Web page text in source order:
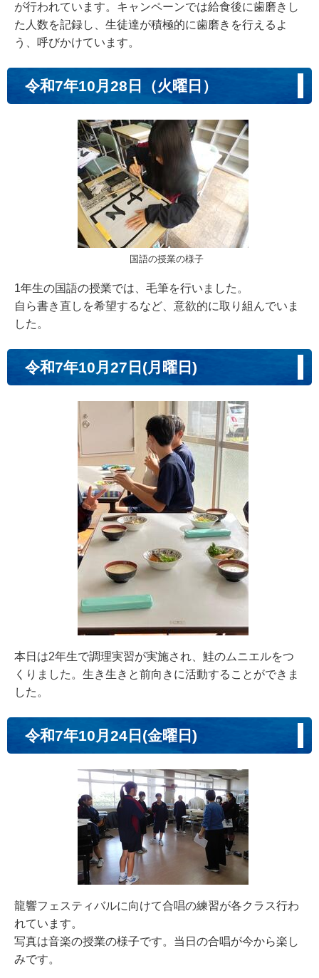
が行われています。キャンペーンでは給食後に歯磨きし
た人数を記録し、生徒達が積極的に歯磨きを行えるよ
う、呼びかけています。
令和7年10月28日（火曜日）
国語の授業の様子
1年生の国語の授業では、毛筆を行いました。
自ら書き直しを希望するなど、意欲的に取り組んでいま
した。
令和7年10月27日(月曜日)
本日は2年生で調理実習が実施され、鮭のムニエルをつ
くりました。生き生きと前向きに活動することができま
した。
令和7年10月24日(金曜日)
龍響フェスティバルに向けて合唱の練習が各クラス行わ
れています。
写真は音楽の授業の様子です。当日の合唱が今から楽し
みです。